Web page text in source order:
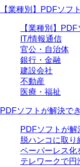
【業種別】PDFソフ
【業種別】
IT/情報通信
官公・自治体
銀行・金融
建設会社
不動産
医療・福祉
PDFソフトが解決で
PDFソフトが
脱ハンコに取り
ペーパーレス化
テレワークで円